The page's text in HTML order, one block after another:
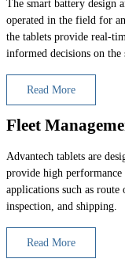
The smart battery design
operated in the field for
the tablets provide real-
informed decisions on the
Read More
Fleet
Advantech tablets are
provide high performance
applications such as
inspection, and shipping.
Read More